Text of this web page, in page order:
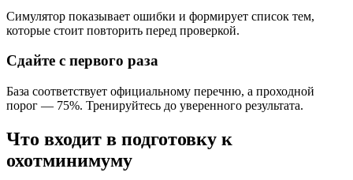
Симулятор показывает ошибки и формирует список тем,
которые стоит повторить перед проверкой.
Сдайте с первого раза
База соответствует официальному перечню, а проходной
порог — 75%. Тренируйтесь до уверенного результата.
Что входит в подготовку к
охотминимуму